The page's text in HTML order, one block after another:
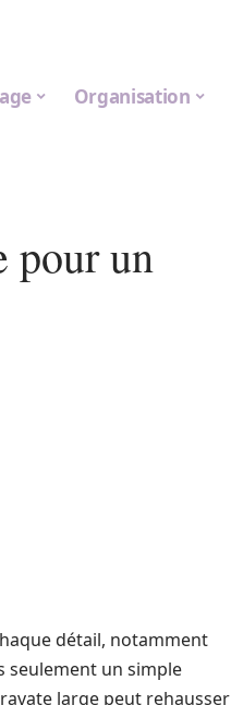
Organisation
pour un
détail, notamment
seulement un simple
large peut rehausser